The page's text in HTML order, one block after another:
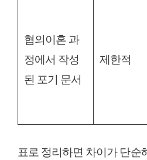
협의이혼 과
정에서 작성
된 포기 문서
제한적
표로 정리하면 차이가 단순